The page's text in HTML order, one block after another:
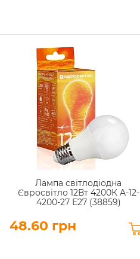
Лампа світлодіодна
Євросвітло 12Вт 4200К A-12-
4200-27 Е27 (38859)
48.60 грн